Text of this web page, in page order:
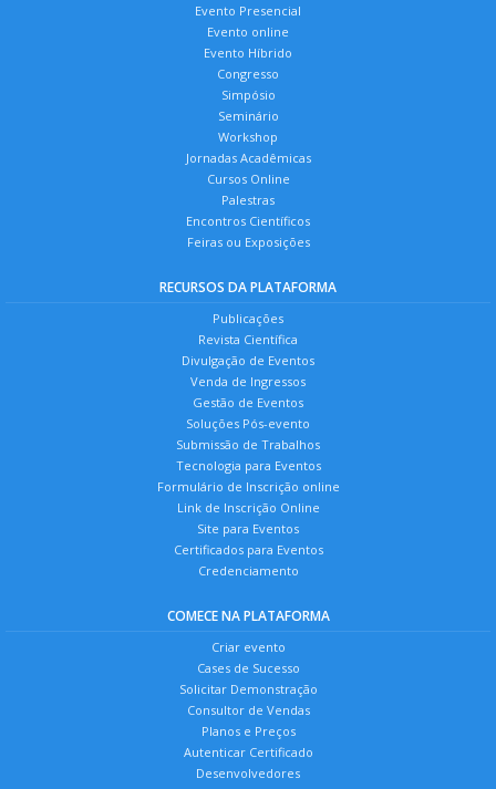
Evento Presencial
Evento online
Evento Híbrido
Congresso
Simpósio
Seminário
Workshop
Jornadas Acadêmicas
Cursos Online
Palestras
Encontros Científicos
Feiras ou Exposições
RECURSOS DA PLATAFORMA
Publicações
Revista Científica
Divulgação de Eventos
Venda de Ingressos
Gestão de Eventos
Soluções Pós-evento
Submissão de Trabalhos
Tecnologia para Eventos
Formulário de Inscrição online
Link de Inscrição Online
Site para Eventos
Certificados para Eventos
Credenciamento
COMECE NA PLATAFORMA
Criar evento
Cases de Sucesso
Solicitar Demonstração
Consultor de Vendas
Planos e Preços
Autenticar Certificado
Desenvolvedores